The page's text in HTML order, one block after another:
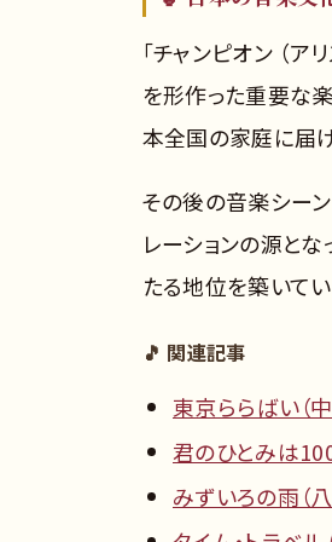
「チャンピオン （
を形作った重要な
本全国の家庭に届
その後の音楽シー
レーションの源と
たる地位を築いてい
🎵 関連記事
東京ららばい（
君のひとみは
みずいろの雨（